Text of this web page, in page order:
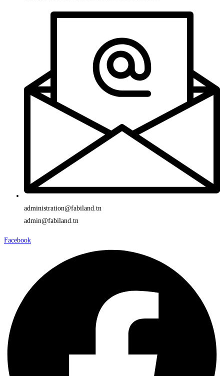
administration@fabiland.tn
admin@fabiland.tn
Facebook